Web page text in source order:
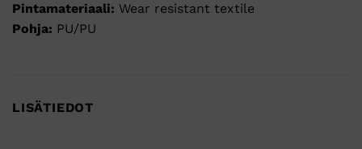
Pintamateriaali: Wear resistant textile
Pohja: PU/PU
LISÄTIEDOT